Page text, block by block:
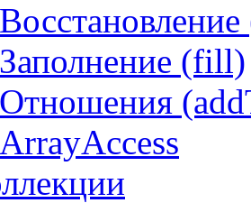
Заполнение (fill)
Отношения
ArrayAccess